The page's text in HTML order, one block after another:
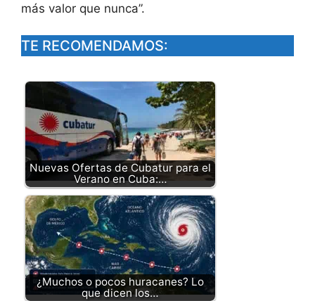
más valor que nunca”.
TE RECOMENDAMOS:
Nuevas Ofertas de Cubatur para el
Verano en Cuba:…
¿Muchos o pocos huracanes? Lo
que dicen los…